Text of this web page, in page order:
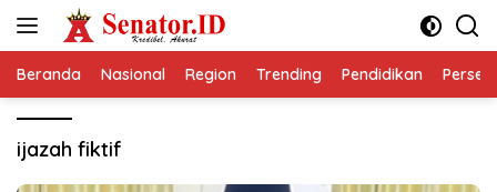
Beranda Nasional Region Trending Pendidikan
ijazah fiktif